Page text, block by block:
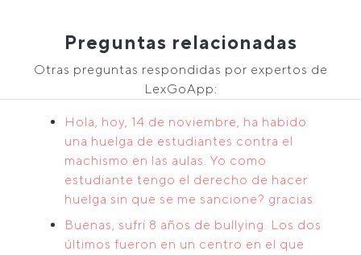
Preguntas relacionadas
Otras preguntas respondidas por expertos de
LexGoApp:
Hola, hoy, 14 de noviembre, ha habido
una huelga de estudiantes contra el
machismo en las aulas. Yo como
estudiante tengo el derecho de hacer
huelga sin que se me sancione? gracias
Buenas, sufrí 8 años de bullying. Los dos
últimos fueron en un centro en el que